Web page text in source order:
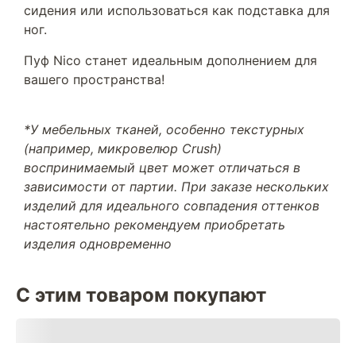
сидения или использоваться как подставка для
ног.
Пуф Nico станет идеальным дополнением для
вашего пространства!
*У мебельных тканей, особенно текстурных
(например, микровелюр Crush)
воспринимаемый цвет может отличаться в
зависимости от партии. При заказе нескольких
изделий для идеального совпадения оттенков
настоятельно рекомендуем приобретать
изделия одновременно
С этим товаром покупают